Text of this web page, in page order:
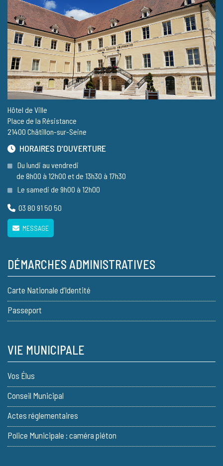
Hôtel de Ville
Place de la Résistance
21400 Châtillon-sur-Seine
HORAIRES D’OUVERTURE
Du lundi au vendredi
de 8h00 à 12h00 et de 13h30 à 17h30
Le samedi de 9h00 à 12h00
03 80 91 50 50
MESSAGE
DÉMARCHES ADMINISTRATIVES
Carte Nationale d’Identité
Passeport
VIE MUNICIPALE
Vos Élus
Conseil Municipal
Actes réglementaires
Police Municipale : caméra piéton